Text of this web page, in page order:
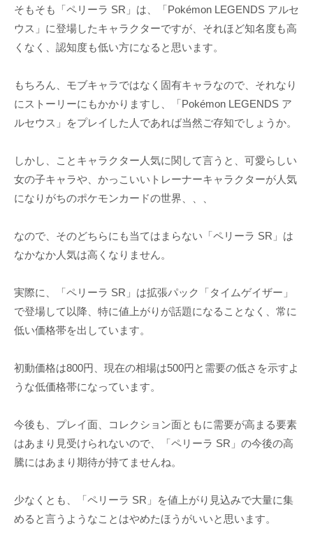
そもそも「ペリーラ SR」は、「Pokémon LEGENDS アルセ
ウス」に登場したキャラクターですが、それほど知名度も高
くなく、認知度も低い方になると思います。
もちろん、モブキャラではなく固有キャラなので、それなり
にストーリーにもかかりますし、「Pokémon LEGENDS ア
ルセウス」をプレイした人であれば当然ご存知でしょうか。
しかし、ことキャラクター人気に関して言うと、可愛らしい
女の子キャラや、かっこいいトレーナーキャラクターが人気
になりがちのポケモンカードの世界、、、
なので、そのどちらにも当てはまらない「ペリーラ SR」は
なかなか人気は高くなりません。
実際に、「ペリーラ SR」は拡張パック「タイムゲイザー」
で登場して以降、特に値上がりが話題になることなく、常に
低い価格帯を出しています。
初動価格は800円、現在の相場は500円と需要の低さを示すよ
うな低価格帯になっています。
今後も、プレイ面、コレクション面ともに需要が高まる要素
はあまり見受けられないので、「ペリーラ SR」の今後の高
騰にはあまり期待が持てませんね。
少なくとも、「ペリーラ SR」を値上がり見込みで大量に集
めると言うようなことはやめたほうがいいと思います。